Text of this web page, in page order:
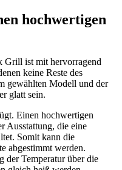
hochwertigen
Grill ist mit hervorragend
keine Reste des
gewählten Modell und der
glatt sein.
Einen hochwertigen
Ausstattung, die eine
Somit kann die
abgestimmt werden.
der Temperatur über die